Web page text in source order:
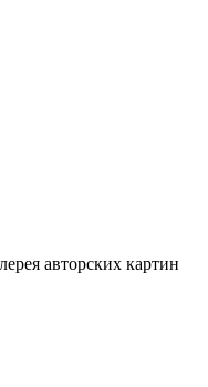
авторских картин